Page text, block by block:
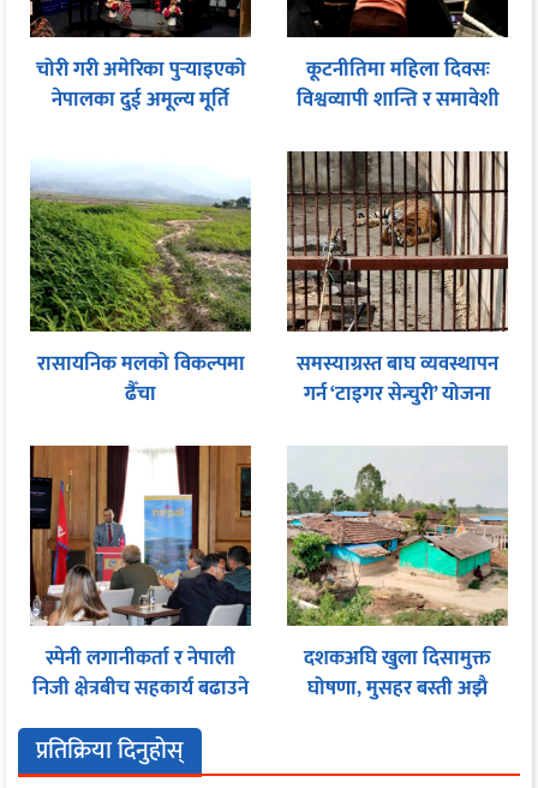
चोरी गरी अमेरिका पुर्‍याइएको
नेपालका दुई अमूल्य मूर्ति
कूटनीतिमा महिला दिवसः
विश्वव्यापी शान्ति र समावेशी
सहभागितामा जोड
रासायनिक मलको विकल्पमा
ढैँचा
समस्याग्रस्त बाघ व्यवस्थापन
गर्न ‘टाइगर सेन्चुरी’ योजना
स्पेनी लगानीकर्ता र नेपाली
निजी क्षेत्रबीच सहकार्य बढाउने
दशकअघि खुला दिसामुक्त
घोषणा, मुसहर बस्ती अझै
प्रतिक्रिया दिनुहोस्